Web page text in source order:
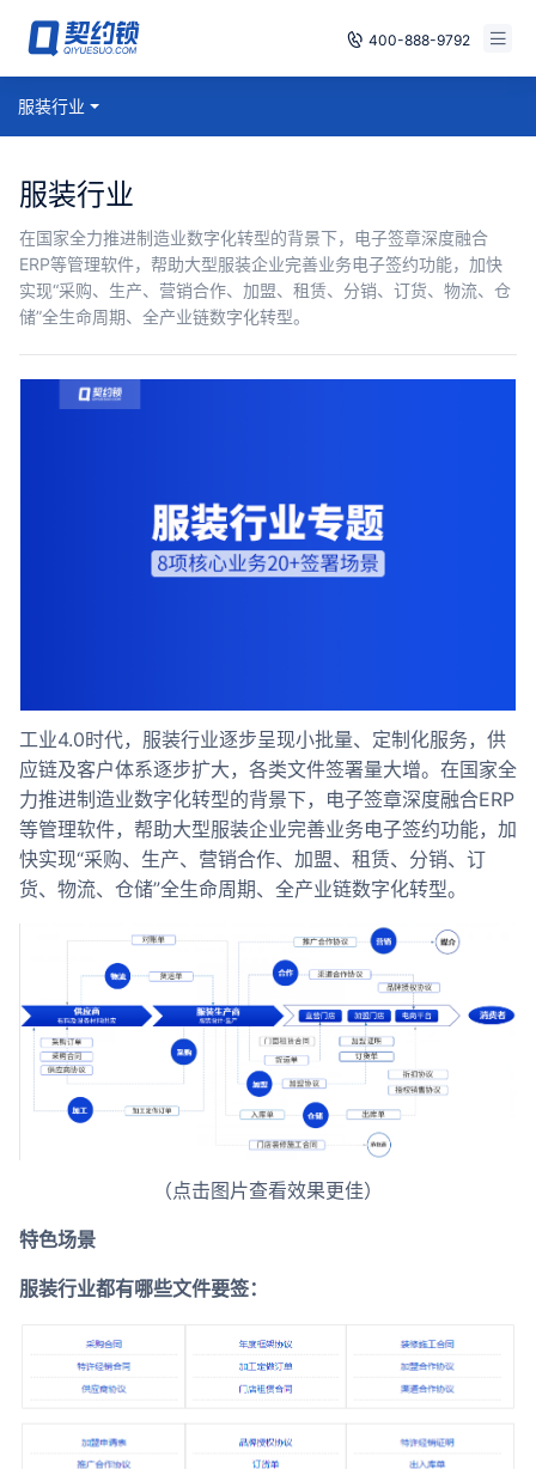
400-888-9792
智能合同
数字存档
安全合规
方案
服装行业
服装行业
在国家全力推进制造业数字化转型的背景下，电子签章深度融合
ERP等管理软件，帮助大型服装企业完善业务电子签约功能，加快
实现“采购、生产、营销合作、加盟、租赁、分销、订货、物流、仓
储”全生命周期、全产业链数字化转型。
工业4.0时代，服装行业逐步呈现小批量、定制化服务，供
应链及客户体系逐步扩大，各类文件签署量大增。在国家全
力推进制造业数字化转型的背景下，电子签章深度融合ERP
等管理软件，帮助大型服装企业完善业务电子签约功能，加
快实现“采购、生产、营销合作、加盟、租赁、分销、订
货、物流、仓储”全生命周期、全产业链数字化转型。
（点击图片查看效果更佳）
特色场景
服装行业都有哪些文件要签：